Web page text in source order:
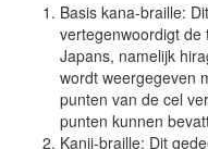
Basis kana-braille:
vertegenwoordigt de
Japans, namelijk
wordt weergegeven
punten van de cel
punten kunnen
Kanji-braille: Dit